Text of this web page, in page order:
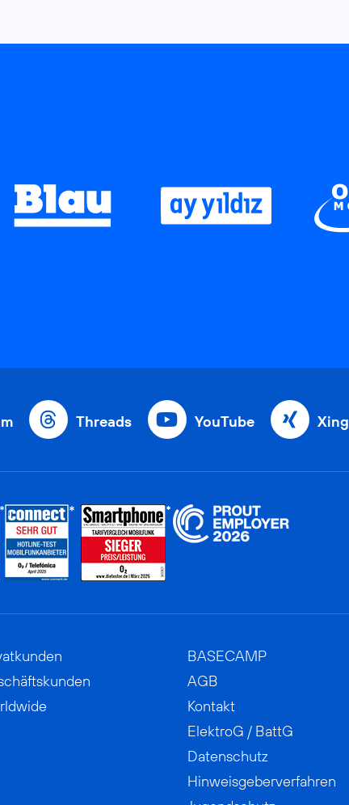
Threads YouTube Xing
BASECAMP
AGB
Kontakt
ElektroG / BattG
Datenschutz
Hinweisgeberverfahren